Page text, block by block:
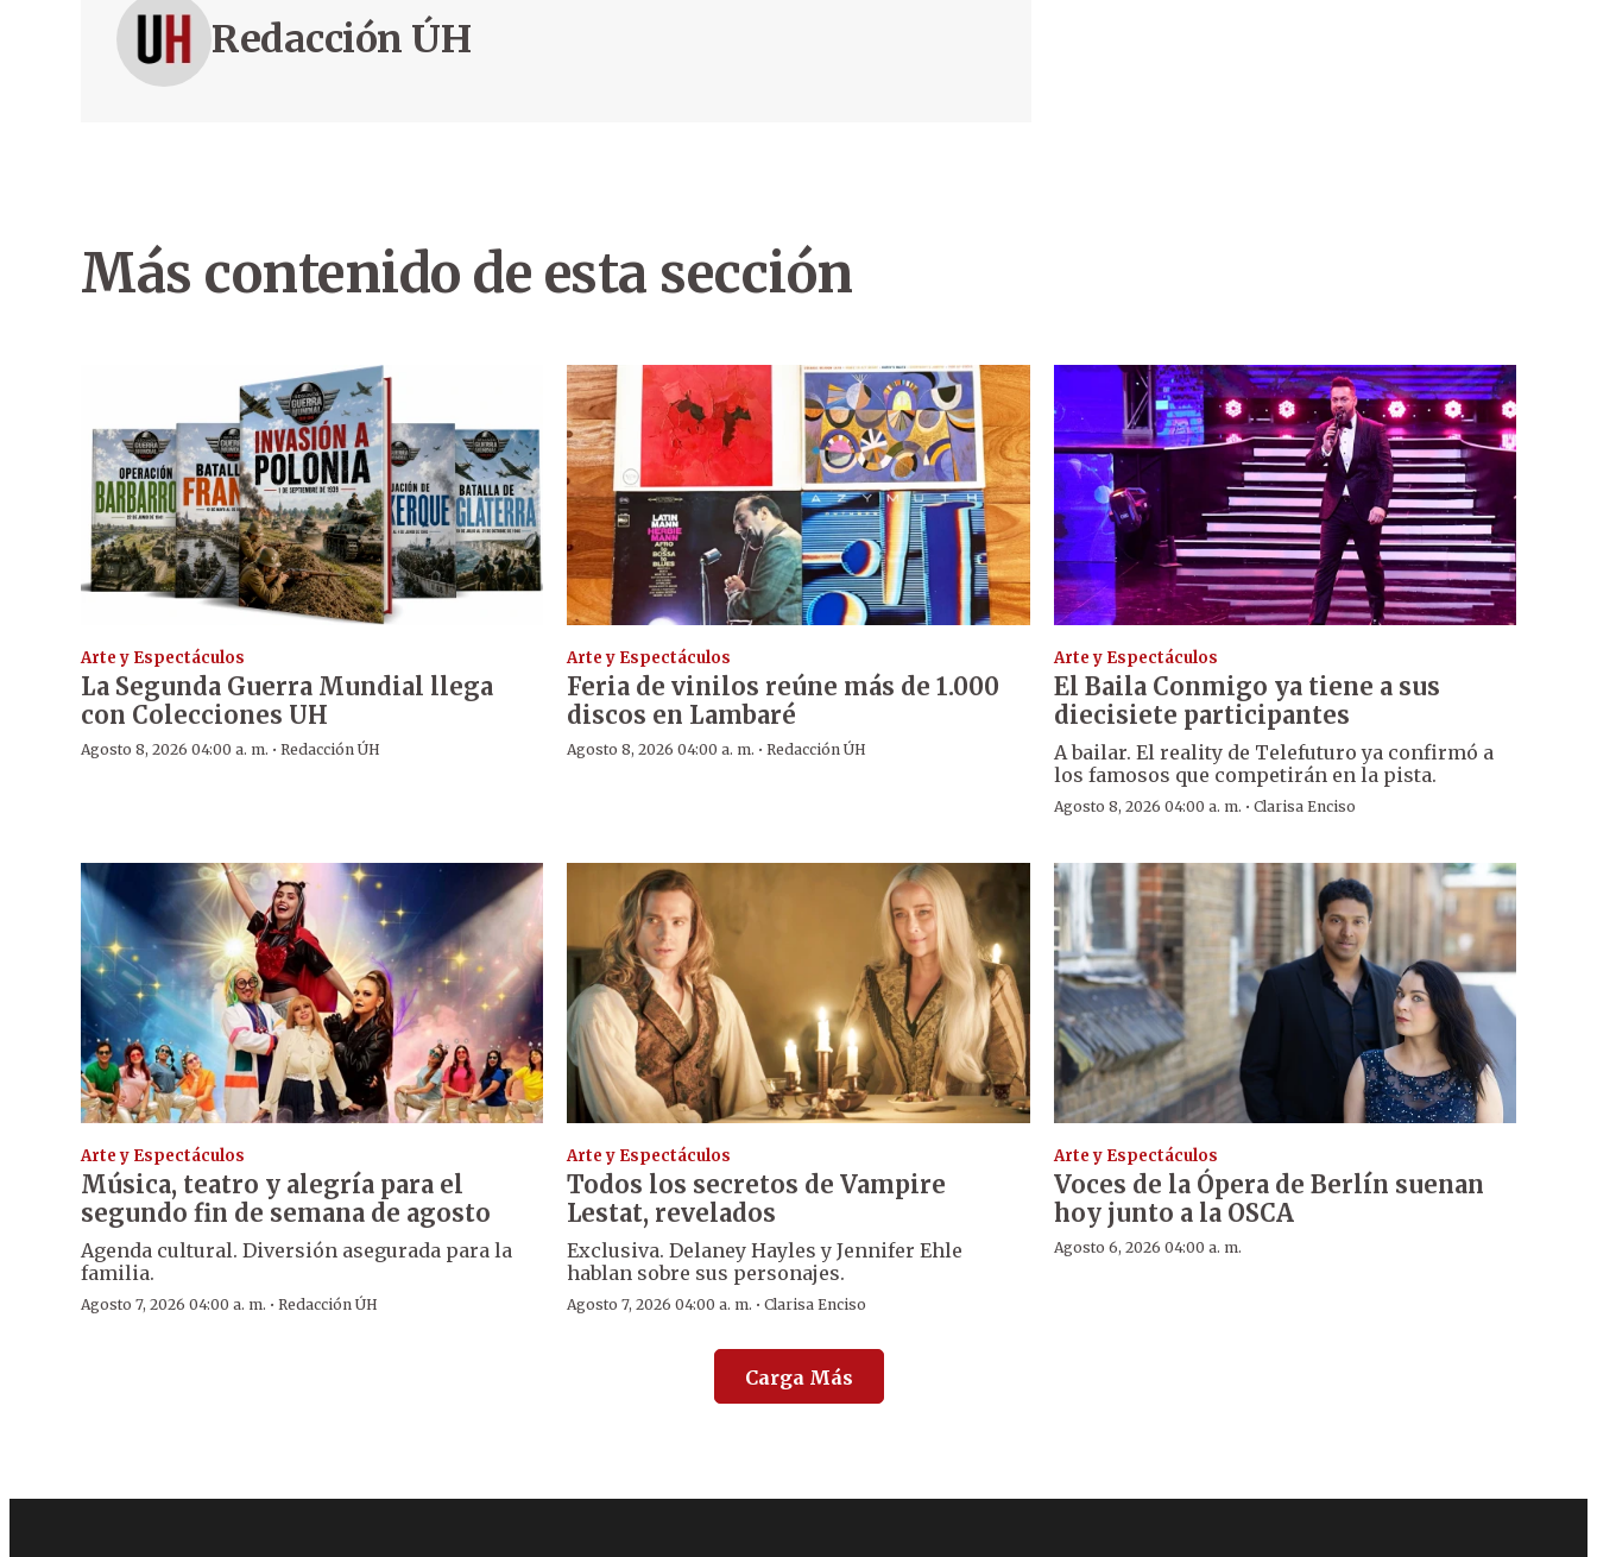
Redacción ÚH
Más contenido de esta sección
Arte y Espectáculos
La Segunda Guerra Mundial llega
con Colecciones UH
Agosto 8, 2026 04:00 a. m. · Redacción ÚH
Arte y Espectáculos
Feria de vinilos reúne más de 1.000
discos en Lambaré
Agosto 8, 2026 04:00 a. m. ·Redacción ÚH
Arte y Espectáculos
El Baila Conmigo ya tiene a sus
diecisiete participantes
A bailar. El reality de Telefuturo ya confirmó a
los famosos que competirán en la pista.
Agosto 8, 2026 04:00 a. m. · Clarisa Enciso
Arte y Espectáculos
Música, teatro y alegría para el
segundo fin de semana de agosto
Agenda cultural. Diversión asegurada para la
familia.
Agosto 7, 2026 04:00 a. m. · Redacción ÚH
Arte y Espectáculos
Todos los secretos de Vampire
Lestat, revelados
Exclusiva. Delaney Hayles y Jennifer Ehle
hablan sobre sus personajes.
Agosto 7, 2026 04:00 a. m. ·Clarisa Enciso
Arte y Espectáculos
Voces de la Ópera de Berlín suenan
hoy junto a la OSCA
Agosto 6, 2026 04:00 a. m.
Carga Más